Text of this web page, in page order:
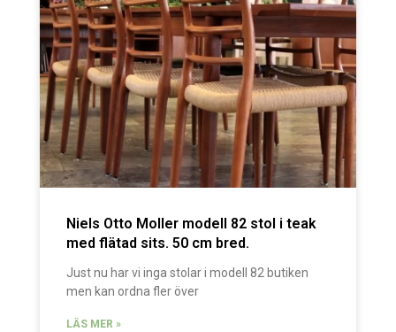
Niels Otto Moller modell 82 stol i teak
med flätad sits. 50 cm bred.
Just nu har vi inga stolar i modell 82 butiken
men kan ordna fler över
LÄS MER »